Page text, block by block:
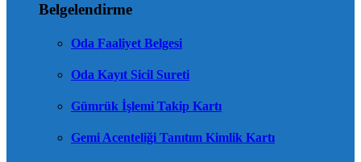
Belgelendirme
Oda Faaliyet Belgesi
Oda Kayıt Sicil Sureti
Gümrük İşlemi Takip Kartı
Gemi Acenteliği Tanıtım Kimlik Kartı